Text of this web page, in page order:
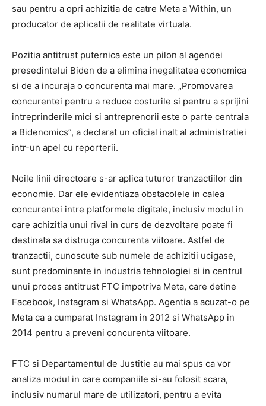
sau pentru a opri achizitia de catre Meta a Within, un
producator de aplicatii de realitate virtuala.
Pozitia antitrust puternica este un pilon al agendei
presedintelui Biden de a elimina inegalitatea economica
si de a incuraja o concurenta mai mare. „Promovarea
concurentei pentru a reduce costurile si pentru a sprijini
intreprinderile mici si antreprenorii este o parte centrala
a Bidenomics”, a declarat un oficial inalt al administratiei
intr-un apel cu reporterii.
Noile linii directoare s-ar aplica tuturor tranzactiilor din
economie. Dar ele evidentiaza obstacolele in calea
concurentei intre platformele digitale, inclusiv modul in
care achizitia unui rival in curs de dezvoltare poate fi
destinata sa distruga concurenta viitoare. Astfel de
tranzactii, cunoscute sub numele de achizitii ucigase,
sunt predominante in industria tehnologiei si in centrul
unui proces antitrust FTC impotriva Meta, care detine
Facebook, Instagram si WhatsApp. Agentia a acuzat-o pe
Meta ca a cumparat Instagram in 2012 si WhatsApp in
2014 pentru a preveni concurenta viitoare.
FTC si Departamentul de Justitie au mai spus ca vor
analiza modul in care companiile si-au folosit scara,
inclusiv numarul mare de utilizatori, pentru a evita